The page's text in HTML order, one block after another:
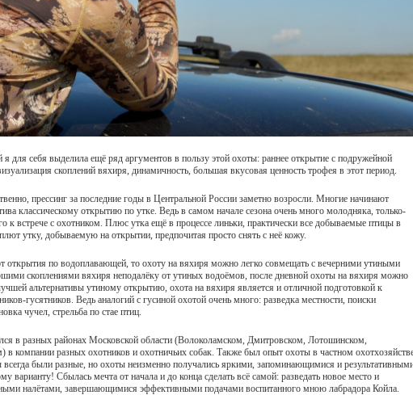
для себя выделила ещё ряд аргументов в пользу этой охоты: раннее открытие с подружейной
скоплений вяхиря, динамичность, большая вкусовая ценность трофея в этот период.
прессинг за последние годы в Центральной России заметно возросли. Многие начинают
классическому открытию по утке. Ведь в самом начале сезона очень много молодняка, только-
к встрече с охотником. Плюс утка ещё в процессе линьки, практически все добываемые птицы в
утку, добываемую на открытии, предпочитая просто снять с неё кожу.
открытия по водоплавающей, то охоту на вяхиря можно легко совмещать с вечерними утиными
скоплениями вяхиря неподалёку от утиных водоёмов, после дневной охоты на вяхиря можно
альтернативы утиному открытию, охота на вяхиря является и отличной подготовкой к
гусятников. Ведь аналогий с гусиной охотой очень много: разведка местности, поиски
чучел, стрельба по стае птиц.
в разных районах Московской области (Волоколамском, Дмитровском, Лотошинском,
компании разных охотников и охотничьих собак. Также был опыт охоты в частном
были разные, но охоты неизменно получались яркими, запоминающимися и
Сбылась мечта от начала и до конца сделать всё самой: разведать новое место и
налётами, завершающимися эффективными подачами воспитанного мною лабрадора Койла.